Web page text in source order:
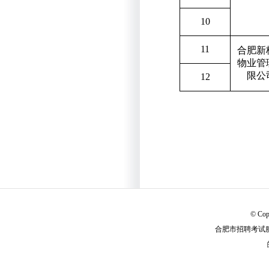
10
11
合肥新
物业管
限公
12
©
合肥市招聘考试